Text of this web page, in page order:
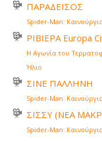
ΠΑΡΑΔΕΙΣΟΣ
Spider-Man:
ΡΙΒΙΕΡΑ Europa
Η Αγωνία του
Ήλιο
ΣΙΝΕ ΠΑΛΛΗΝΗ
Spider-Man:
ΣΙΣΣΥ (ΝΕΑ
Spider-Man: